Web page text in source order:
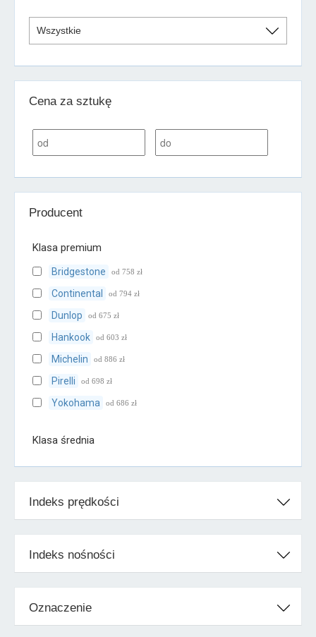
Cena za sztukę
Producent
Klasa premium
Bridgestone od 758 zł
Continental od 794 zł
Dunlop od 675 zł
Hankook od 603 zł
Michelin od 886 zł
Pirelli od 698 zł
Yokohama od 686 zł
Klasa średnia
Cooper
Firestone od 510 zł
Toyo od 862 zł
Uniroyal od 677 zł
Indeks prędkości
Indeks nośności
Oznaczenie